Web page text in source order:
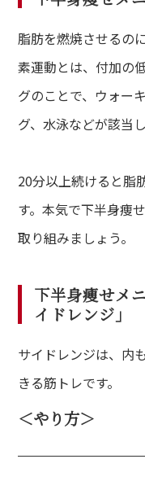
脂肪を燃焼させるの
素運動とは、付加の
グのことで、ウォー
グ、水泳などが該当し
20分以上続けると脂
す。本気で下半身痩
取り組みましょう。
下半身痩せメ
イドレンジ」
サイドレンジは、内
きる筋トレです。
＜やり方＞